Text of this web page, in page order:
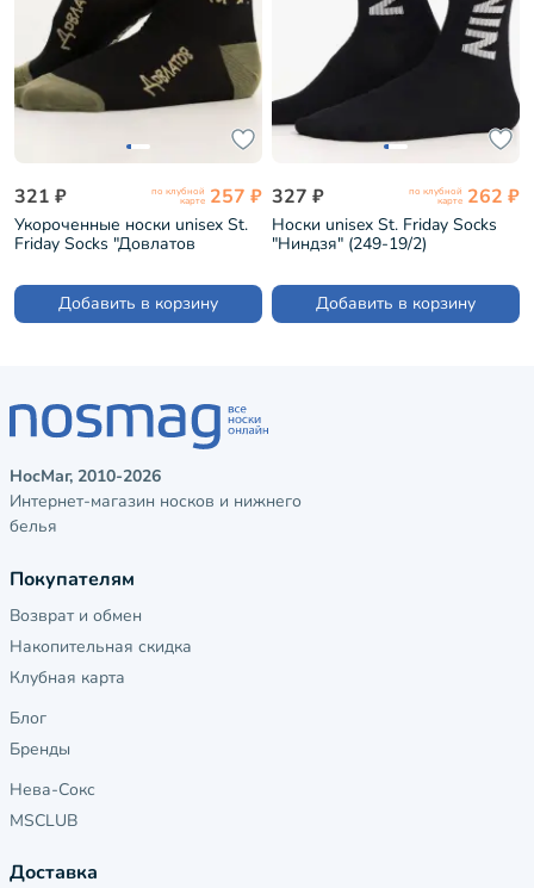
321 ₽ по клубной
карте 257 ₽
Укороченные носки unisex St.
Friday Socks "Довлатов
Добавить в корзину
327 ₽ по клубной
карте 262 ₽
Носки unisex St. Friday Socks
"Ниндзя" (249-19/2)
Добавить в корзину
НосМаг, 2010-2026
Интернет-магазин носков и нижнего
белья
Покупателям
Возврат и обмен
Накопительная скидка
Клубная карта
Блог
Бренды
Нева-Сокс
MSCLUB
Доставка